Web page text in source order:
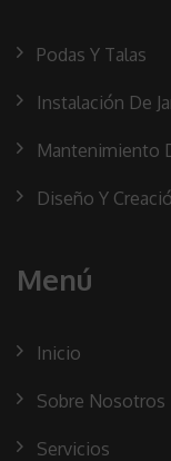
Podas Y Talas
Instalación De
Mantenimiento
Diseño Y
Menú
Inicio
Sobre Nosotros
Servicios